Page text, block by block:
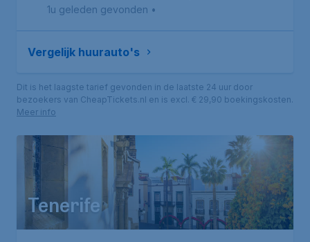
1u geleden gevonden •
Vergelijk huurauto's
Dit is het laagste tarief gevonden in de laatste 24 uur door
bezoekers van CheapTickets.nl en is excl. € 29,90 boekingskosten.
Meer info
Tenerife